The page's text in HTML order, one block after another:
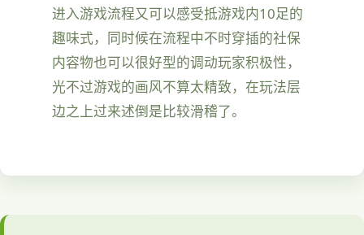
进入游戏流程又可以感受抵游戏内10足的
趣味式，同时候在流程中不时穿插的社保
内容物也可以很好型的调动玩家积极性，
光不过游戏的画风不算太精致，在玩法层
边之上过来述倒是比较滑稽了。